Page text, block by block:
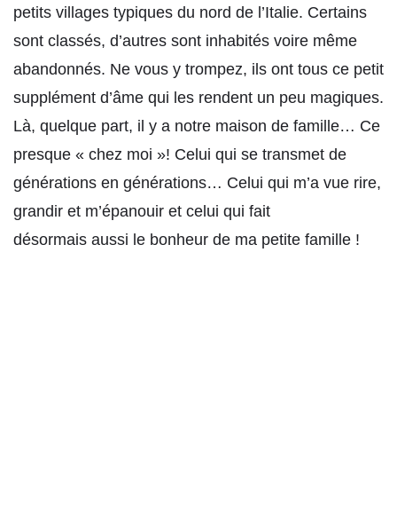
petits villages typiques du nord de l’Italie. Certains
sont classés, d’autres sont inhabités voire même
abandonnés. Ne vous y trompez, ils ont tous ce petit
supplément d’âme qui les rendent un peu magiques.
Là, quelque part, il y a notre maison de famille… Ce
presque « chez moi »! Celui qui se transmet de
générations en générations… Celui qui m’a vue rire,
grandir et m’épanouir et celui qui fait
désormais aussi le bonheur de ma petite famille !